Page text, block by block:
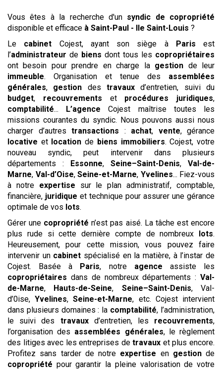
Vous êtes à la recherche d'un syndic de copropriété
disponible et efficace à Saint-Paul - Ile Saint-Louis ?
Le cabinet Cojest, ayant son siège à Paris est
l’administrateur de biens dont tous les copropriétaires
ont besoin pour prendre en charge la gestion de leur
immeuble. Organisation et tenue des assemblées
générales, gestion destravaux d’entretien, suivi du
budget, recouvrements et procédures juridiques,
comptabilité... L’agence Cojest maîtrise toutes les
missions courantes du syndic. Nous pouvons aussi nous
charger d’autres transactions : achat, vente, gérance
locative et location de biens immobiliers. Cojest, votre
nouveau syndic, peut intervenir dans plusieurs
départements :
Essonne, Seine–Saint-Denis, Val-de-
Marne, Val-d’Oise, Seine-et-Marne, Yvelines... Fiez-vous
à notre expertise sur le plan administratif, comptable,
financière, juridique et technique pour assurer une gérance
optimale de vos lots.
Gérer une copropriété n’est pas aisé. La tâche est encore
plus rude si cette dernière compte de nombreux
lots.
Heureusement, pour cette mission, vous pouvez faire
intervenir un cabinet spécialisé en la matière, à l’instar de
Cojest. Basée à
Paris, notre agence assiste les
copropriétaires dans de nombreux départements : Val-
de-Marne, Hauts-de-Seine, Seine–Saint-Denis, Val-
d’0ise,Yvelines,Seine-et-Marne, etc. Cojest intervient
dans plusieurs domaines : la comptabilité, l’administration,
le suivi des travauxd’entretien, les recouvrements,
l’organisation des assemblées générales, le règlement
des litiges avec les entreprises detravaux et plus encore.
Profitez sans tarder de notre expertise en gestionde
copropriété pour garantir la pleine valorisation de votre